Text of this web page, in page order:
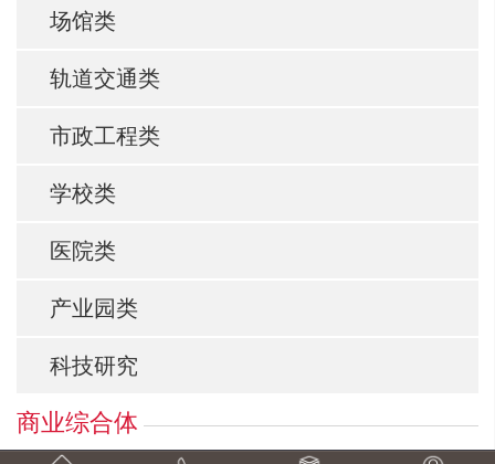
场馆类
轨道交通类
市政工程类
学校类
医院类
产业园类
科技研究
商业综合体